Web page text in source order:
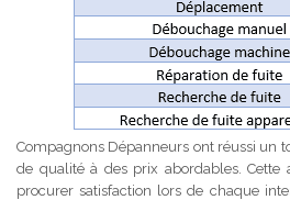
Compagnons Dépanneurs ont réussi un
de qualité à des prix abordables.
procurer satisfaction lors de chaque